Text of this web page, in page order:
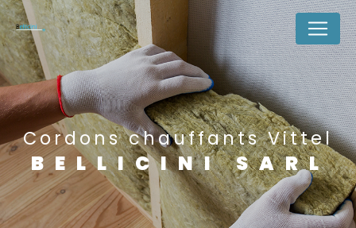
Cordons chauffants Vittel
BELLICINI SARL
Panneau de gestion des cookies